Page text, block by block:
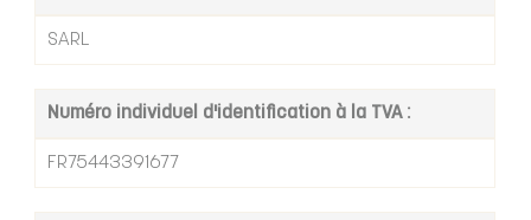
SARL
Numéro individuel d'identification à la TVA :
FR75443391677